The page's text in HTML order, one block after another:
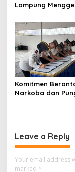
Lampung
dengan Dit
Lampung
Komitmen
Narkoba dan
Leave a Reply
Your email address
marked *